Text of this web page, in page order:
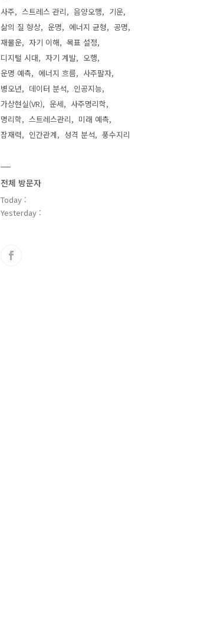
사주 스트레스 관리 음양오행
기운
삶의 질 향상
운명 에너지 균형
공명
재물운
자기 이해
목표 설정
디지털 시대
자기 계발
오행
운명 예측
에너지 흐름
사주팔자
병오년
데이터 분석
인공지능
가상현실(VR)
운세
사주명리학
명리학
스트레스관리
미래 예측
잠재력
인간관계 성격 분석 풍수지리
전체 방문자
Today :
Yesterday :